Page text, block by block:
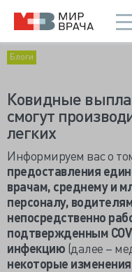
Блоги
Ковидные
смогут
легких
Информируем вас о
предоставления
врачам, среднему и
персоналу,
непосредственно
подтвержденным
инфекцию (далее –
некоторые